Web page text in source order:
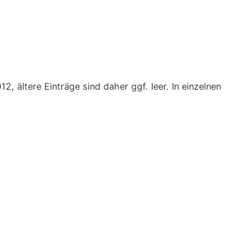
ältere Einträge sind daher ggf. leer. In einzelnen